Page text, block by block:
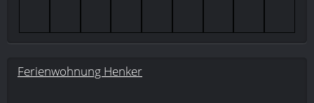
Ferienwohnung Henker